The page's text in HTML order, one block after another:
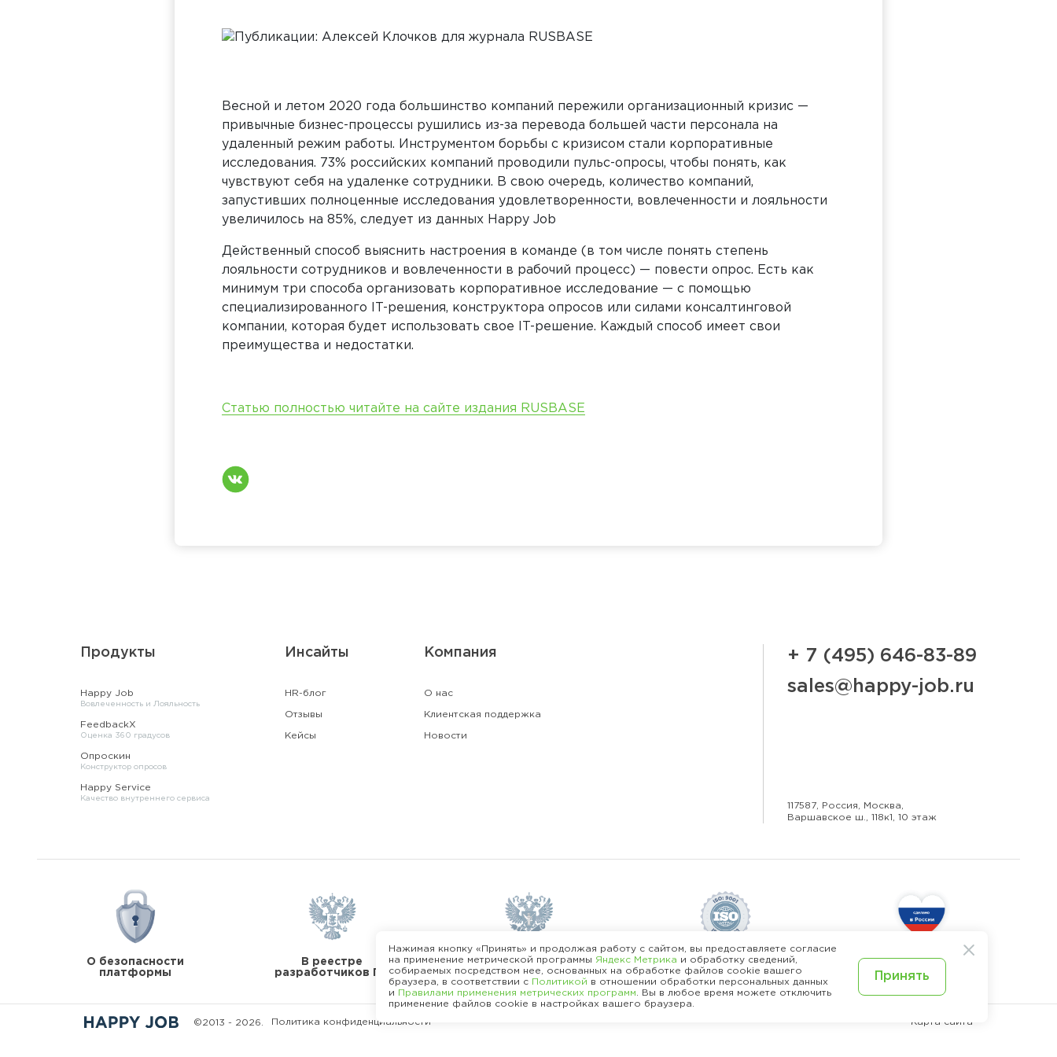
Весной и летом 2020 года большинство компаний пережили организационный кризис —
привычные бизнес-процессы рушились из-за перевода большей части персонала на
удаленный режим работы. Инструментом борьбы с кризисом стали корпоративные
исследования. 73% российских компаний проводили пульс-опросы, чтобы понять, как
чувствуют себя на удаленке сотрудники. В свою очередь, количество компаний,
запустивших полноценные исследования удовлетворенности, вовлеченности и лояльности
увеличилось на 85%, следует из данных Happy Job
Действенный способ выяснить настроения в команде (в том числе понять степень
лояльности сотрудников и вовлеченности в рабочий процесс) — повести опрос. Есть как
минимум три способа организовать корпоративное исследование — с помощью
специализированного IT-решения, конструктора опросов или силами консалтинговой
компании, которая будет использовать свое IT-решение. Каждый способ имеет свои
преимущества и недостатки.
Статью полностью читайте на сайте издания RUSBASE
Продукты
Happy Job
Вовлеченность и Лояльность
FeedbackX
Оценка 360 градусов
Опроскин
Конструктор опросов
Happy Service
Качество внутреннего сервиса
Инсайты
HR-блог
Отзывы
Кейсы
Компания
О нас
Клиентская поддержка
Новости
+ 7 (495) 646-83-89
sales@happy-job.ru
117587, Россия, Москва,
Варшавское ш., 118к1, 10 этаж
О безопасности
платформы
В реестре
разработчиков ПО
В реестре операторов
перс. данных
Стандарты качества О команде Happy Job
©2013 - 2026. Политика конфиденциальности Карта сайта
Нажимая кнопку «Принять» и продолжая работу с сайтом, вы предоставляете согласие
на применение метрической программы Яндекс Метрика и обработку сведений,
собираемых посредством нее, основанных на обработке файлов cookie вашего
браузера, в соответствии с Политикой в отношении обработки персональных данных
и
Правилами применения метрических программ . Вы в любое время можете отключить
применение файлов cookie в настройках вашего браузера.
Принять